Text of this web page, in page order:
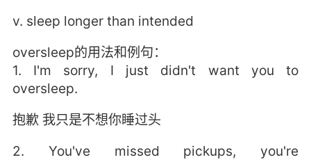
v. sleep longer than intended
oversleep的用法和例句：
1. I'm sorry, I just didn't want you to
oversleep.
抱歉 我只是不想你睡过头
2. You've missed pickups, you're